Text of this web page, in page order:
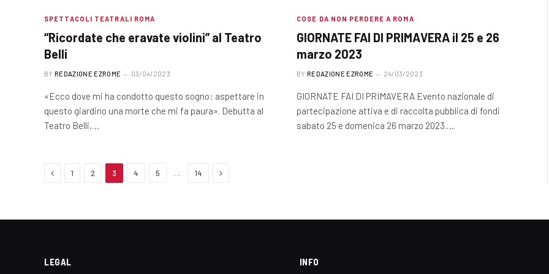
SPETTACOLI TEATRALI ROMA
“Ricordate che eravate violini” al Teatro
Belli
BY REDAZIONE EZROME 03/04/2023
«Ecco dove mi ha condotto questo sogno: aspettare in
questo giardino una morte che mi fa paura». Debutta al
Teatro Belli,…
COSE DA NON PERDERE A ROMA
GIORNATE FAI DI PRIMAVERA il 25 e 26
marzo 2023
BY REDAZIONE EZROME 24/03/2023
GIORNATE FAI DI PRIMAVERA Evento nazionale di
partecipazione attiva e di raccolta pubblica di fondi
sabato 25 e domenica 26 marzo 2023.…
Previous
1 2 3 4 5 14 Next
LEGAL INFO